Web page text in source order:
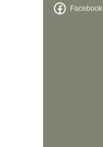
Facebook